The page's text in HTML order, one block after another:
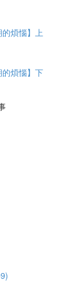
煩惱】上
煩惱】下